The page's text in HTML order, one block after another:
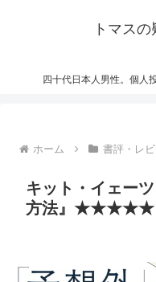
トマス
四十代日本人男性。個人
ホーム 書評・レ
キット・イェー
方法』★★★★★